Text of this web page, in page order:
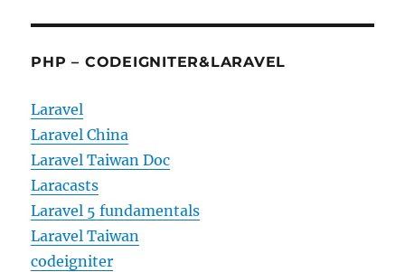
PHP – CODEIGNITER&LARAVEL
Laravel
Laravel China
Laravel Taiwan Doc
Laracasts
Laravel 5 fundamentals
Laravel Taiwan
codeigniter